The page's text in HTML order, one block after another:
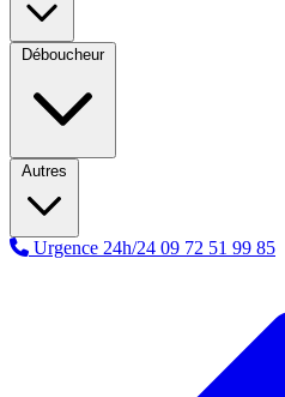
Déboucheur
Autres
Urgence 24h/24 09 72 51 99 85